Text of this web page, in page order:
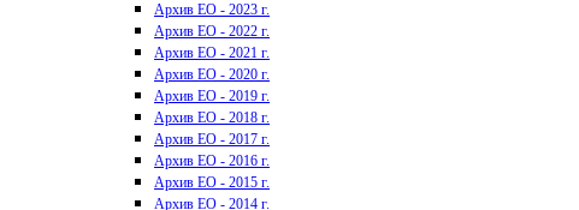
Архив ЕО - 2023 г.
Архив ЕО - 2022 г.
Архив ЕО - 2021 г.
Архив ЕО - 2020 г.
Архив ЕО - 2019 г.
Архив ЕО - 2018 г.
Архив ЕО - 2017 г.
Архив ЕО - 2016 г.
Архив ЕО - 2015 г.
Архив ЕО - 2014 г.